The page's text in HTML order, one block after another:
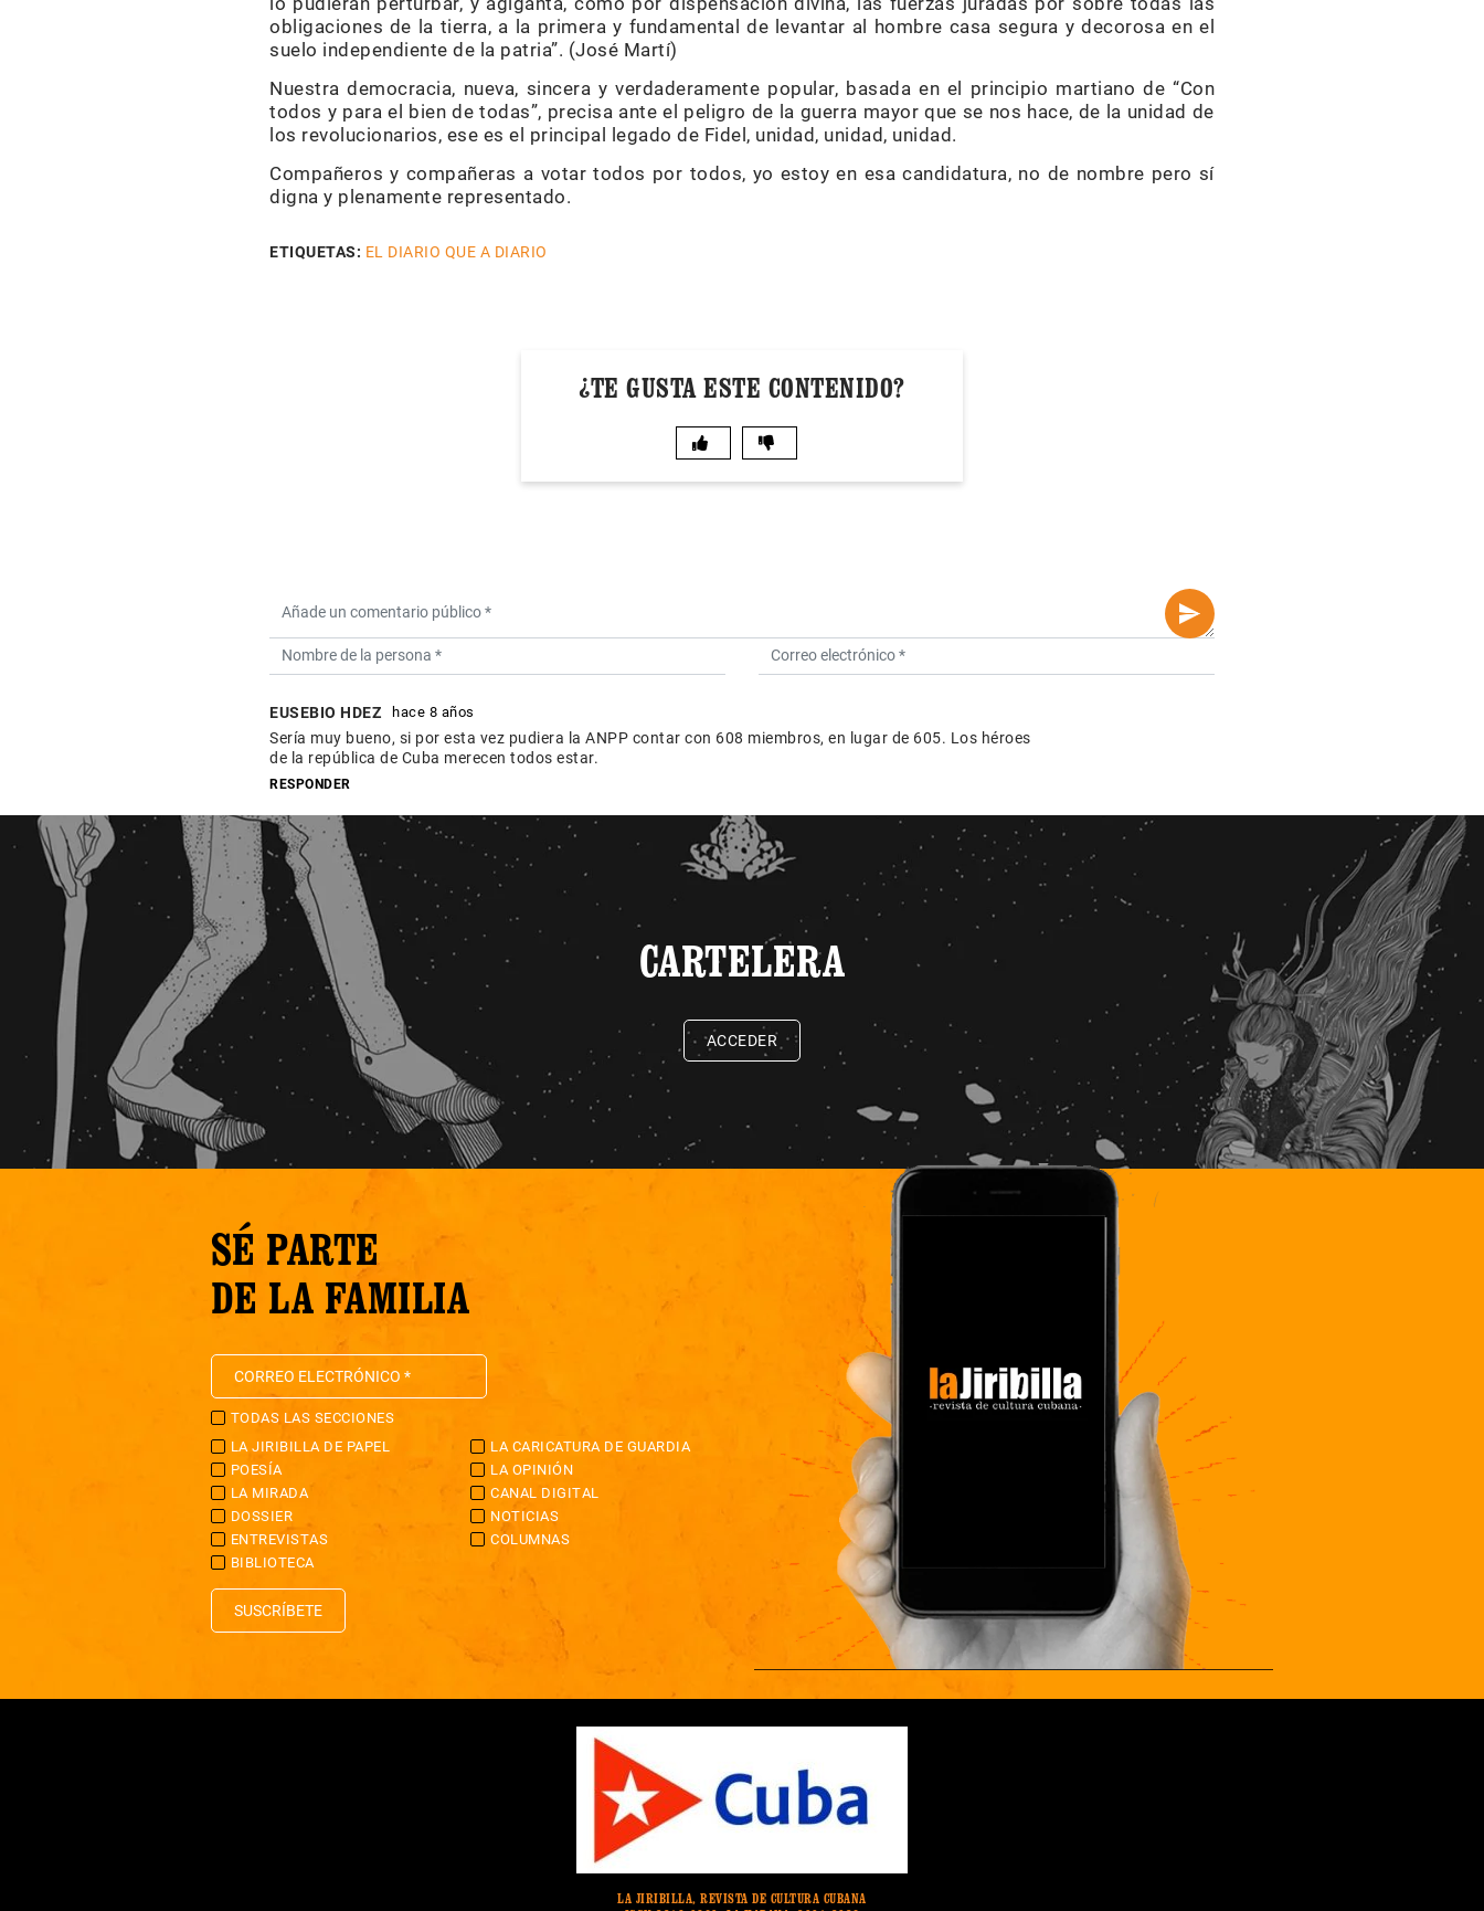
obligaciones de la tierra, a la primera y fundamental de levantar al hombre casa segura y decorosa en el
suelo independiente de la patria”. (José Martí)
Nuestra democracia, nueva, sincera y verdaderamente popular, basada en el principio martiano de “Con
todos y para el bien de todas”, precisa ante el peligro de la guerra mayor que se nos hace, de la unidad de
los revolucionarios, ese es el principal legado de Fidel, unidad, unidad, unidad.
Compañeros y compañeras a votar todos por todos, yo estoy en esa candidatura, no de nombre pero sí
digna y plenamente representado.
ETIQUETAS: EL DIARIO QUE A DIARIO
¿TE GUSTA ESTE CONTENIDO?
EUSEBIO HDEZ hace 8 años
Sería muy bueno, si por esta vez pudiera la ANPP contar con 608 miembros, en lugar de 605. Los héroes
de la república de Cuba merecen todos estar.
RESPONDER
CARTELERA
ACCEDER
SÉ PARTE
DE LA FAMILIA
TODAS LAS SECCIONES
LA JIRIBILLA DE PAPEL
LA CARICATURA DE GUARDIA
POESÍA
LA OPINIÓN
LA MIRADA
CANAL DIGITAL
DOSSIER
NOTICIAS
ENTREVISTAS
COLUMNAS
BIBLIOTECA
SUSCRÍBETE
LA JIRIBILLA, REVISTA DE CULTURA CUBANA